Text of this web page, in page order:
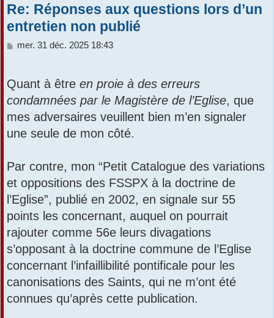
Re: Réponses aux questions lors d’un
entretien non publié
M
s
a
g
mer. 31 déc. 2025 18:43
Quant à être en proie à des erreurs
condamnées par le Magistère de l’Eglise, que
mes adversaires veuillent bien m’en signaler
une seule de mon côté.
Par contre, mon “Petit Catalogue des variations
et oppositions des FSSPX à la doctrine de
l’Eglise”, publié en 2002, en signale sur 55
points les concernant, auquel on pourrait
rajouter comme 56e leurs divagations
s’opposant à la doctrine commune de l’Eglise
concernant l’infaillibilité pontificale pour les
canonisations des Saints, qui ne m’ont été
connues qu’après cette publication.